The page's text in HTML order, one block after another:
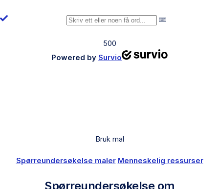
500
Powered by Survio
Bruk mal
Spørreundersøkelse maler Menneskelig ressurser
Spørreundersøkelse om